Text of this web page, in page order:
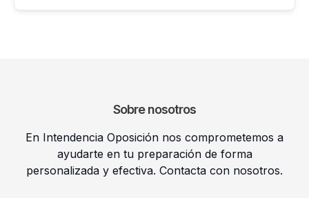
Sobre nosotros
En Intendencia Oposición nos comprometemos a
ayudarte en tu preparación de forma
personalizada y efectiva. Contacta con nosotros.